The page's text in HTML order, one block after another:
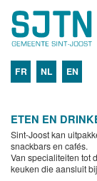
FR NL EN
ETEN EN
Sint-Joost kan
snackbars en cafés.
Van specialiteiten tot
keuken die aansluit